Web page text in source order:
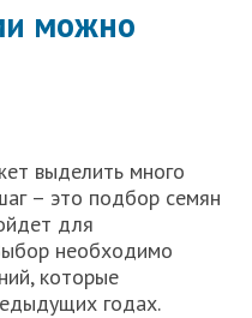
можно
выделить много
– это подбор семян
для
необходимо
которые
годах.